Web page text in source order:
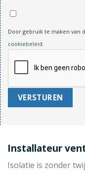
Door gebruik te maken van
cookiebeleid
Installateur
Isolatie is zonder